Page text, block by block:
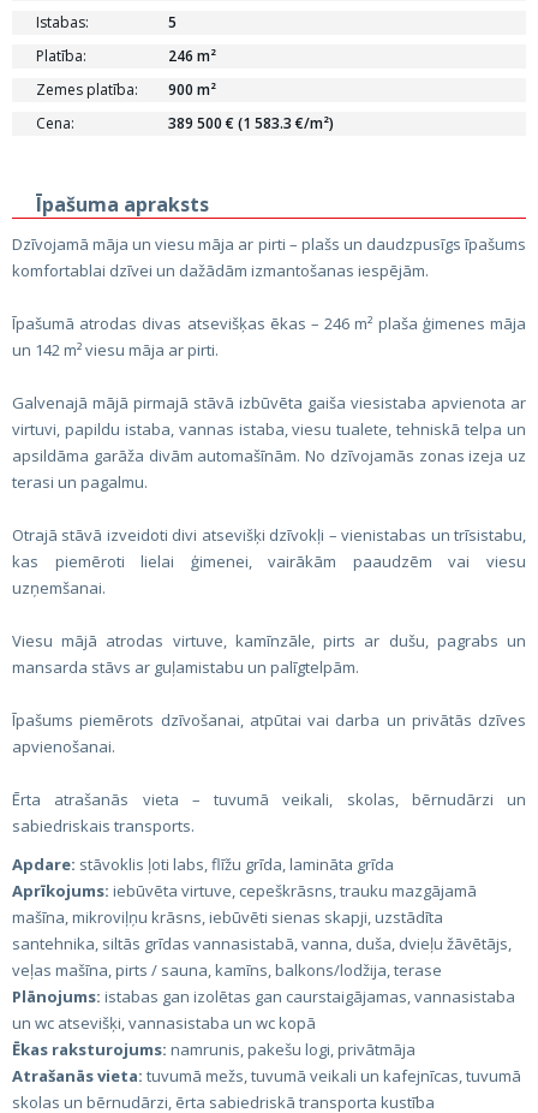
Istabas:
5
Platība:
246 m²
Zemes platība:
900 m²
Cena:
389 500 € (1 583.3 €/m²)
Īpašuma apraksts
Dzīvojamā māja un viesu māja ar pirti – plašs un daudzpusīgs īpašums
komfortablai dzīvei un dažādām izmantošanas iespējām.
Īpašumā atrodas divas atsevišķas ēkas – 246 m² plaša ģimenes māja
un 142 m² viesu māja ar pirti.
Galvenajā mājā pirmajā stāvā izbūvēta gaiša viesistaba apvienota ar
virtuvi, papildu istaba, vannas istaba, viesu tualete, tehniskā telpa un
apsildāma garāža divām automašīnām. No dzīvojamās zonas izeja uz
terasi un pagalmu.
Otrajā stāvā izveidoti divi atsevišķi dzīvokļi – vienistabas un trīsistabu,
kas piemēroti lielai ģimenei, vairākām paaudzēm vai viesu
uzņemšanai.
Viesu mājā atrodas virtuve, kamīnzāle, pirts ar dušu, pagrabs un
mansarda stāvs ar guļamistabu un palīgtelpām.
Īpašums piemērots dzīvošanai, atpūtai vai darba un privātās dzīves
apvienošanai.
Ērta atrašanās vieta – tuvumā veikali, skolas, bērnudārzi un
sabiedriskais transports.
Apdare: stāvoklis ļoti labs, flīžu grīda, lamināta grīda
Aprīkojums: iebūvēta virtuve, cepeškrāsns, trauku mazgājamā
mašīna, mikroviļņu krāsns, iebūvēti sienas skapji, uzstādīta
santehnika, siltās grīdas vannasistabā, vanna, duša, dvieļu žāvētājs,
veļas mašīna, pirts / sauna, kamīns, balkons/lodžija, terase
Plānojums: istabas gan izolētas gan caurstaigājamas, vannasistaba
un wc atsevišķi, vannasistaba un wc kopā
Ēkas raksturojums: namrunis, pakešu logi, privātmāja
Atrašanās vieta: tuvumā mežs, tuvumā veikali un kafejnīcas, tuvumā
skolas un bērnudārzi, ērta sabiedriskā transporta kustība